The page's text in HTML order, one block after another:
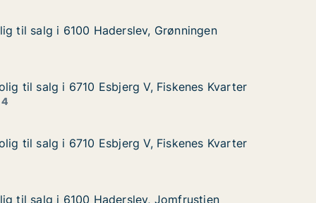
Haderslev, Grønningen
til salg i 6100 Haderslev, Grønningen
til salg i 6100 Haderslev, Grønningen
Kvarter
6710 Esbjerg V, Fiskenes Kvarter
til salg i 6710 Esbjerg V, Fiskenes Kvarter
til salg i 6710 Esbjerg V, Fiskenes Kvarter
Kvarter
6710 Esbjerg V, Fiskenes Kvarter
til salg i 6710 Esbjerg V, Fiskenes Kvarter
til salg i 6710 Esbjerg V, Fiskenes Kvarter
til salg i 6100 Haderslev, Jomfrustien
til salg i 6100 Haderslev, Jomfrustien